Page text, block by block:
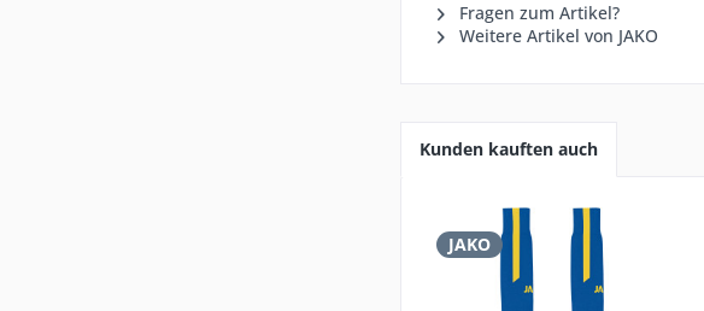
Fragen zum Artikel?
Weitere Artikel von JAKO
Kunden kauften auch
JAKO